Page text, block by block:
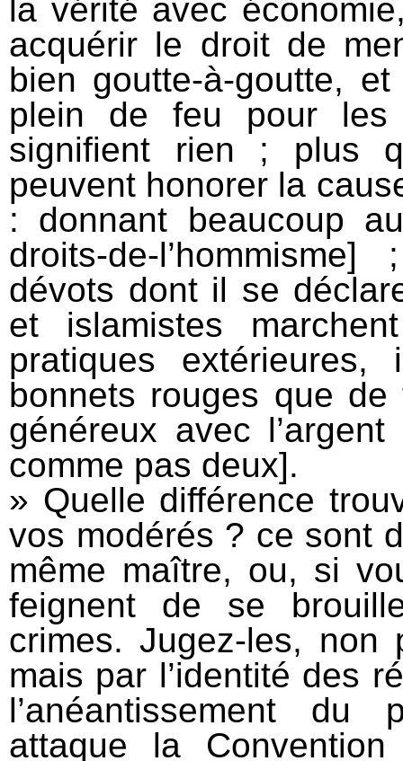
la vérité avec
acquérir le droit de
bien goutte-à-goutte,
plein de feu pour les
signifient rien ; plus
peuvent honorer la
: donnant beaucoup
droits-de-
dévots dont il se
et islamistes
pratiques
bonnets rouges que
généreux avec
comme pas deux].
» Quelle différence
vos modérés ? ce sont
même maître, ou, si
feignent de se
crimes. Jugez-les, non
mais par l’identité des
l’anéantissement
attaque la